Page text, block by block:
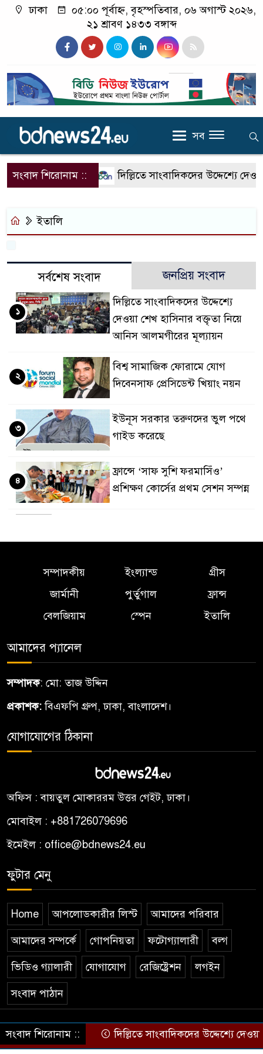
ঢাকা
০৫:০০ পূর্বাহ্ন, বৃহস্পতিবার, ০৬ অগাস্ট ২০২৬,
২১ শ্রাবণ ১৪৩৩ বঙ্গাব্দ
সব
সংবাদ শিরোনাম :: দিল্লিতে সাংবাদিকদের উদ্দেশ্যে
ইতালি
সর্বশেষ সংবাদ জনপ্রিয় সংবাদ
দিল্লিতে সাংবাদিকদের উদ্দেশ্যে
দেওয়া শেখ হাসিনার বক্তৃতা নিয়ে
আনিস আলমগীরের মূল্যায়ন
১
বিশ্ব সামাজিক ফোরামে যোগ
দিবেনসাফ প্রেসিডেন্ট খিয়াং নয়ন
২
ইউনূস সরকার তরুণদের ভুল পথে
গাইড করেছে
৩
ফ্রান্সে ‘সাফ সুশি ফরমাসিঁও’
প্রশিক্ষণ কোর্সের প্রথম সেশন সম্পন্ন
৪
বাংলাদেশের হৃদপিণ্ড…শাহ আলম
Dalton Zahir Appointed as
Global Ambassador for Skål
International Alto Valle in
৭
৮
নকশী বাংলা ফাউন্ডেশনএর
মাসব্যাপী বৃক্ষরোপণ
Bangladesh’s Bright Face on
the Global Stage: The
Farid Ahammad Rony
সম্পাদকীয় ইংল্যান্ড
গ্রীস
জার্মানী
পুর্তুগাল
ফ্রান্স
বেলজিয়াম
স্পেন ইতালি
আমাদের প্যানেল
সম্পাদক: মো: তাজ উদ্দিন
প্রকাশক:বিএফপি গ্রুপ, ঢাকা, বাংলাদেশ।
যোগাযোগের ঠিকানা
অফিস : বায়তুল মোকাররম উত্তর গেইট, ঢাকা।
মোবাইল : +881726079696
ইমেইল : office@bdnews24.eu
ফুটার মেনু
Home আপলোডকারীর লিস্ট আমাদের পরিবার
আমাদের সম্পর্কে গোপনিয়তা ফটোগ্যালারী বল্গ
ভিডিও গ্যালারী যোগাযোগ রেজিষ্ট্রেশন লগইন
সংবাদ পাঠান
© All rights reserved © by bdnews24.eu
Theme Developed BYThemesBazar.Com
সংবাদ শিরোনাম :: দিল্লিতে সাংবাদিকদের উদ্দেশ্যে